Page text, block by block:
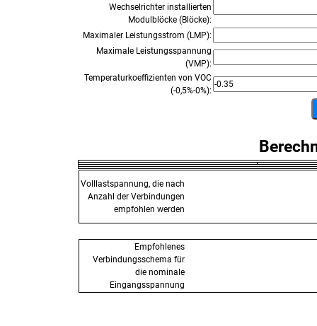
Wechselrichter installierten
Modulblöcke (Blöcke):
Maximaler Leistungsstrom (LMP):
Maximale Leistungsspannung
(VMP):
Temperaturkoeffizienten von VOC
(-0,5%-0%):
Volllastspannung, die nach
Anzahl der Verbindungen
empfohlen werden
Empfohlenes
Verbindungsschema für
die nominale
Eingangsspannung